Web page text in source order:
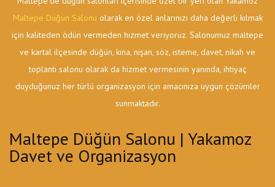
Maltepe Düğün Salonu olarak en özel anlarınızı daha değerli kılmak
için kaliteden ödün vermeden hizmet veriyoruz. Salonumuz maltepe
ve kartal ilçesinde düğün, kına, nişan, söz, isteme, davet, nikah ve
toplantı salonu olarak da hizmet vermesinin yanında, ihtiyaç
duyduğunuz her türlü organizasyon için amacınıza uygun çözümler
sunmaktadır.
Maltepe Düğün Salonu | Yakamoz
Davet ve Organizasyon